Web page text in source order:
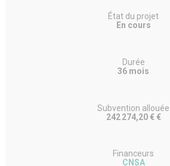
État du projet
En cours
Durée
36 mois
Subvention allouée
242 274,20 € €
Financeurs
CNSA